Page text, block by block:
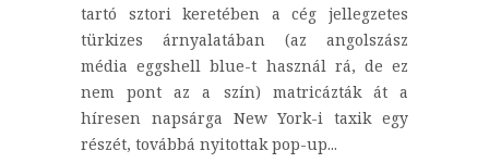
tartó sztori keretében a cég jellegzetes
türkizes árnyalatában (az angolszász
média eggshell blue-t használ rá, de ez
nem pont az a szín) matricázták át a
híresen napsárga New York-i taxik egy
részét, továbbá nyitottak pop-up...